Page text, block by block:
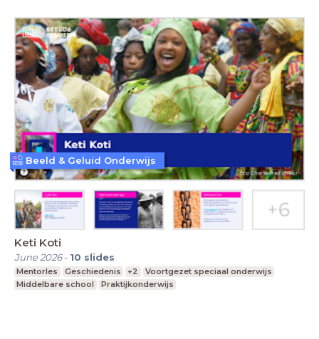
Keti Koti
June 2026- 10 slides
Mentorles Geschiedenis +2
Voortgezet speciaal onderwijs
Middelbare school
Praktijkonderwijs
Beeld & Geluid Onderwijs